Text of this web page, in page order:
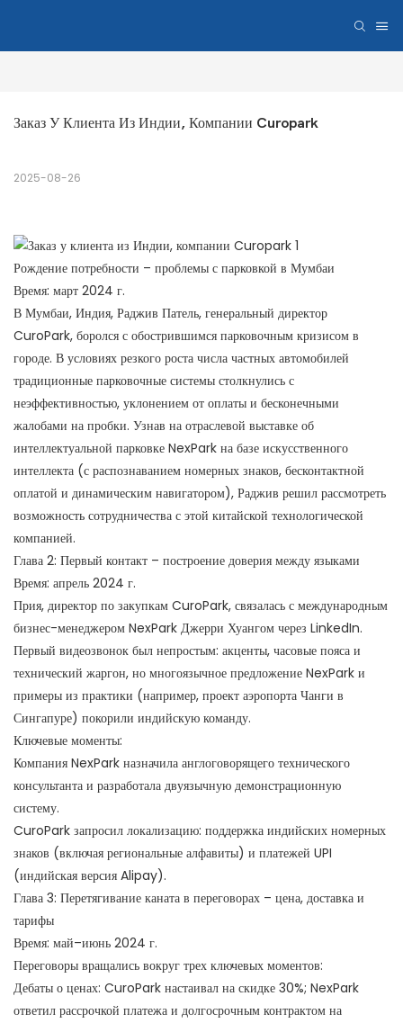
Заказ У Клиента Из Индии, Компании Curopark
2025-08-26
Рождение потребности – проблемы с парковкой в ​​Мумбаи
Время: март 2024 г.
В Мумбаи, Индия, Раджив Патель, генеральный директор
CuroPark, боролся с обострившимся парковочным кризисом в
городе. В условиях резкого роста числа частных автомобилей
традиционные парковочные системы столкнулись с
неэффективностью, уклонением от оплаты и бесконечными
жалобами на пробки. Узнав на отраслевой выставке об
интеллектуальной парковке NexPark на базе искусственного
интеллекта (с распознаванием номерных знаков, бесконтактной
оплатой и динамическим навигатором), Раджив решил рассмотреть
возможность сотрудничества с этой китайской технологической
компанией.
Глава 2: Первый контакт – построение доверия между языками
Время: апрель 2024 г.
Прия, директор по закупкам CuroPark, связалась с международным
бизнес-менеджером NexPark Джерри Хуангом через LinkedIn.
Первый видеозвонок был непростым: акценты, часовые пояса и
технический жаргон, но многоязычное предложение NexPark и
примеры из практики (например, проект аэропорта Чанги в
Сингапуре) покорили индийскую команду.
Ключевые моменты:
Компания NexPark назначила англоговорящего технического
консультанта и разработала двуязычную демонстрационную
систему.
CuroPark запросил локализацию: поддержка индийских номерных
знаков (включая региональные алфавиты) и платежей UPI
(индийская версия Alipay).
Глава 3: Перетягивание каната в переговорах – цена, доставка и
тарифы
Время: май–июнь 2024 г.
Переговоры вращались вокруг трех ключевых моментов:
Дебаты о ценах: CuroPark настаивал на скидке 30%; NexPark
ответил рассрочкой платежа и долгосрочным контрактом на